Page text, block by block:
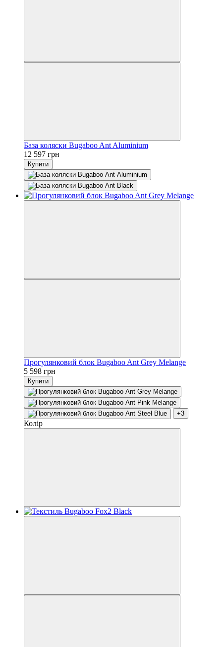
База коляски Bugaboo Ant Aluminium
12 597 грн
Купити
Прогулянковий блок Bugaboo Ant Grey Melange
5 598 грн
Купити
+3
Колір